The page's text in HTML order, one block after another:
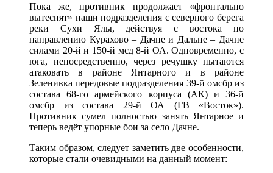
Пока же, противник продолжает «фронтально
вытеснят» наши подразделения с северного берега
реки Сухи Ялы, действуя с востока по
направлению Курахово – Дачне и Дальне – Дачне
силами 20-й и 150-й мсд 8-й ОА. Одновременно, с
юга, непосредственно, через речушку пытаются
атаковать в районе Янтарного и в районе
Зеленивка передовые подразделения 39-й омсбр из
состава 68-го армейского корпуса (АК) и 36-й
омсбр из состава 29-й ОА (ГВ «Восток»).
Противник сумел полностью занять Янтарное и
теперь ведёт упорные бои за село Дачне.
Таким образом, следует заметить две особенности,
которые стали очевидными на данный момент: